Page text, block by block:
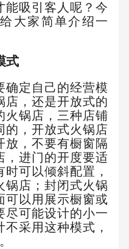
能吸引客人呢？今
大家简单介绍一
式
确定自己的经营模
店，还是开放式的
火锅店，三种店铺
的，开放式火锅店
放，不要有橱窗隔
，进门的开度要适
可以倾斜配置，
锅店；封闭式火锅
可以用展示橱窗或
尽可能设计的小一
采用这种模式，